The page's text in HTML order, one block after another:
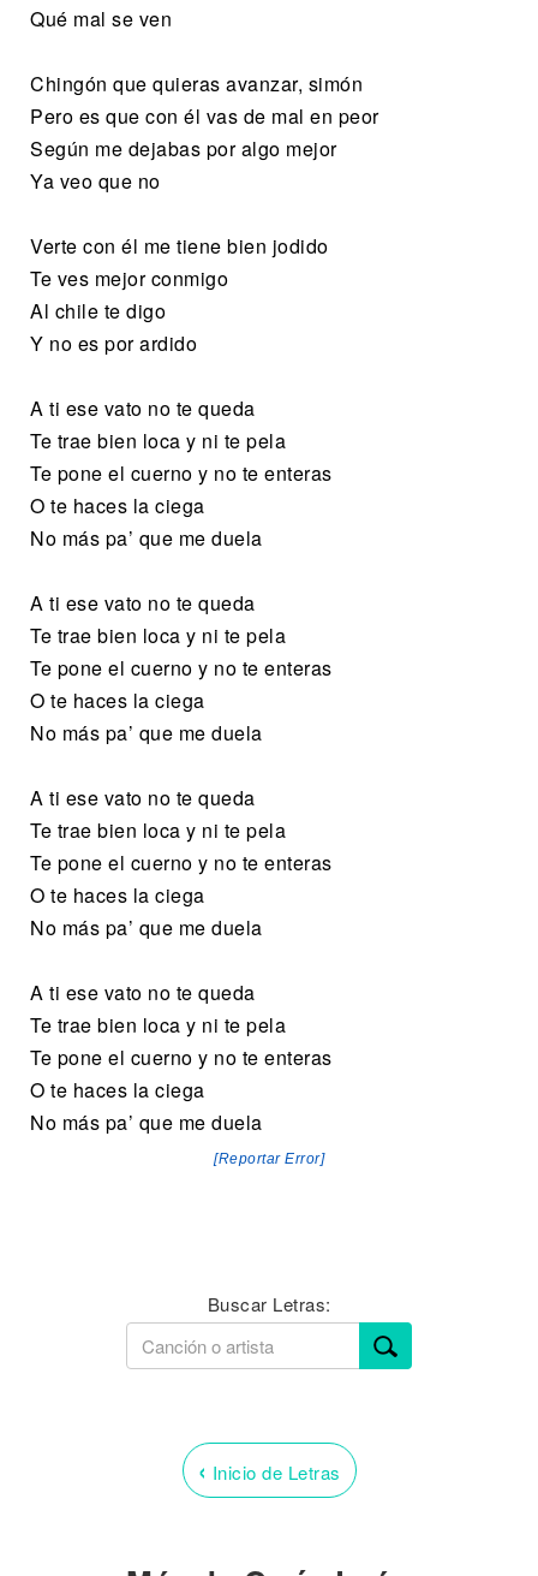
Qué mal se ven
Chingón que quieras avanzar, simón
Pero es que con él vas de mal en peor
Según me dejabas por algo mejor
Ya veo que no
Verte con él me tiene bien jodido
Te ves mejor conmigo
Al chile te digo
Y no es por ardido
A ti ese vato no te queda
Te trae bien loca y ni te pela
Te pone el cuerno y no te enteras
O te haces la ciega
No más pa’ que me duela
A ti ese vato no te queda
Te trae bien loca y ni te pela
Te pone el cuerno y no te enteras
O te haces la ciega
No más pa’ que me duela
A ti ese vato no te queda
Te trae bien loca y ni te pela
Te pone el cuerno y no te enteras
O te haces la ciega
No más pa’ que me duela
A ti ese vato no te queda
Te trae bien loca y ni te pela
Te pone el cuerno y no te enteras
O te haces la ciega
No más pa’ que me duela
[Reportar Error]
Buscar Letras:
‹ Inicio de Letras